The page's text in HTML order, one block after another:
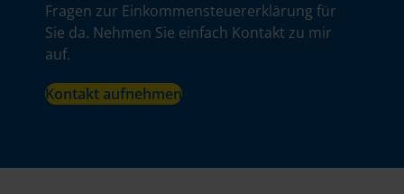
Fragen zur Einkommensteuererklärung für
Sie da. Nehmen Sie einfach Kontakt zu mir
auf.
Kontakt aufnehmen